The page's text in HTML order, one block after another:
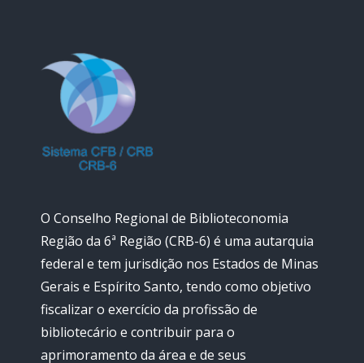
O Conselho Regional de Biblioteconomia
Região da 6ª Região (CRB-6) é uma autarquia
federal e tem jurisdição nos Estados de Minas
Gerais e Espírito Santo, tendo como objetivo
fiscalizar o exercício da profissão de
bibliotecário e contribuir para o
aprimoramento da área e de seus